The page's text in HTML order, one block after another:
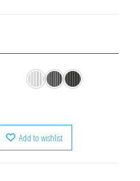
Blanco Andino
Gris UrbanoNegro Carbon
Add to wishlist